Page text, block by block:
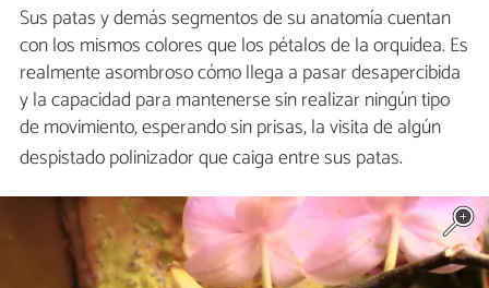
Sus patas y demás segmentos de su anatomía cuentan
con los mismos colores que los pétalos de la orquídea. Es
realmente asombroso cómo llega a pasar desapercibida
y la capacidad para mantenerse sin realizar ningún tipo
de movimiento, esperando sin prisas, la visita de algún
despistado polinizador que caiga entre sus patas.